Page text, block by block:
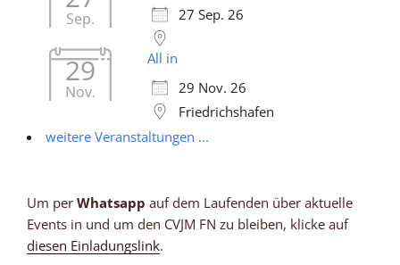
Sep. 27 Sep. 26
29
Nov.
All in
29 Nov. 26
Friedrichshafen
weitere Veranstaltungen ...
Um per Whatsapp auf dem Laufenden über aktuelle
Events in und um den CVJM FN zu bleiben, klicke auf
diesen Einladungslink.